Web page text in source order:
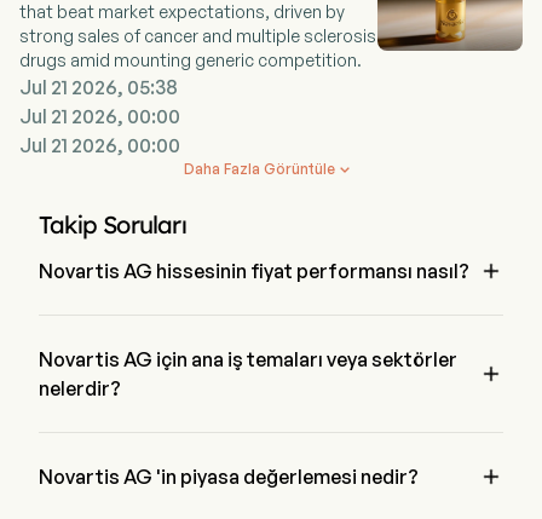
that beat market expectations, driven by
strong sales of cancer and multiple sclerosis
drugs amid mounting generic competition.
Jul 21 2026, 05:38
Jul 21 2026, 00:00
Jul 21 2026, 00:00

Daha Fazla Görüntüle
Takip Soruları
Novartis AG hissesinin fiyat performansı nasıl? 
Novartis AG için ana iş temaları veya sektörler
nelerdir?

Novartis AG 'in piyasa değerlemesi nedir? 